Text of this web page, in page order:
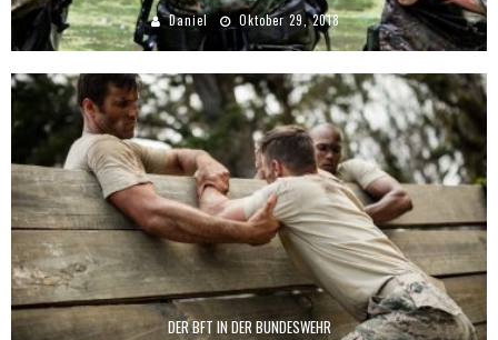
Daniel Oktober 29, 2018
DER BFT IN DER BUNDESWEHR